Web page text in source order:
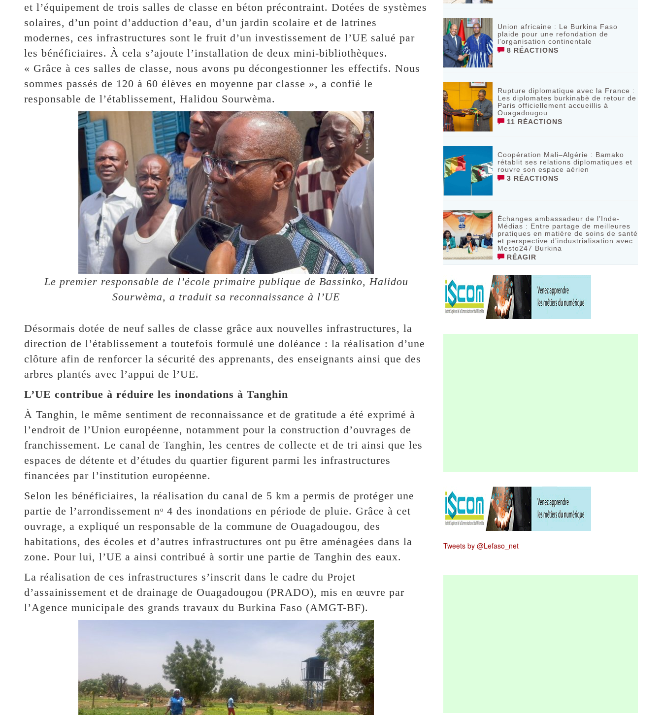
et l’équipement de trois salles de classe en béton précontraint. Dotées de systèmes
solaires, d’un point d’adduction d’eau, d’un jardin scolaire et de latrines
modernes, ces infrastructures sont le fruit d’un investissement de l’UE salué par
les bénéficiaires. À cela s’ajoute l’installation de deux mini-bibliothèques.
« Grâce à ces salles de classe, nous avons pu décongestionner les effectifs. Nous
sommes passés de 120 à 60 élèves en moyenne par classe », a confié le
responsable de l’établissement, Halidou Sourwèma.
Le premier responsable de l’école primaire publique de Bassinko, Halidou
Sourwèma, a traduit sa reconnaissance à l’UE
Désormais dotée de neuf salles de classe grâce aux nouvelles infrastructures, la
direction de l’établissement a toutefois formulé une doléance : la réalisation d’une
clôture afin de renforcer la sécurité des apprenants, des enseignants ainsi que des
arbres plantés avec l’appui de l’UE.
L’UE contribue à réduire les inondations à Tanghin
À Tanghin, le même sentiment de reconnaissance et de gratitude a été exprimé à
l’endroit de l’Union européenne, notamment pour la construction d’ouvrages de
franchissement. Le canal de Tanghin, les centres de collecte et de tri ainsi que les
espaces de détente et d’études du quartier figurent parmi les infrastructures
financées par l’institution européenne.
Selon les bénéficiaires, la réalisation du canal de 5 km a permis de protéger une
partie de l’arrondissement nᵒ 4 des inondations en période de pluie. Grâce à cet
ouvrage, a expliqué un responsable de la commune de Ouagadougou, des
habitations, des écoles et d’autres infrastructures ont pu être aménagées dans la
zone. Pour lui, l’UE a ainsi contribué à sortir une partie de Tanghin des eaux.
La réalisation de ces infrastructures s’inscrit dans le cadre du Projet
d’assainissement et de drainage de Ouagadougou (PRADO), mis en œuvre par
l’Agence municipale des grands travaux du Burkina Faso (AMGT-BF).
Union africaine : Le Burkina Faso
plaide pour une refondation de
l’organisation continentale‎
8 RÉACTIONS
Rupture diplomatique avec la France :
Les diplomates burkinabè de retour de
Paris officiellement accueillis à
Ouagadougou
11 RÉACTIONS
Coopération Mali–Algérie : Bamako
rétablit ses relations diplomatiques et
rouvre son espace aérien
3 RÉACTIONS
Échanges ambassadeur de l’Inde-
Médias : Entre partage de meilleures
pratiques en matière de soins de santé
et perspective d’industrialisation avec
Mesto247 Burkina
RÉAGIR
Tweets by @Lefaso_net